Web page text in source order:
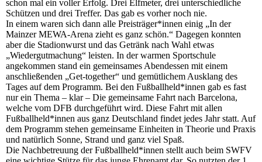
schon mal ein voller Erfolg. Drei Elfmeter, drei unterschiedliche
Schützen und drei Treffer. Das gab es vorher noch nie.
In einem waren sich dann alle Preisträger*innen einig „In der
Mainzer MEWA-Arena zieht es ganz schön.“ Dagegen konnten
aber die Stadionwurst und das Getränk nach Wahl etwas
„Wiedergutmachung“ leisten. In der warmen Sportschule
angekommen stand ein gemeinsames Abendessen mit einem
anschließenden „Get-together“ und gemütlichem Ausklang des
Tages auf dem Programm. Bei den Fußballheld*innen gab es fast
nur ein Thema – klar – Die gemeinsame Fahrt nach Barcelona,
welche vom DFB durchgeführt wird. Diese Fahrt mit allen
Fußballheld*innen aus ganz Deutschland findet jedes Jahr statt. Auf
dem Programm stehen gemeinsame Einheiten in Theorie und Praxis
und natürlich Sonne, Strand und ganz viel Spaß.
Die Nachbetreuung der Fußballheld*innen stellt auch beim SWFV